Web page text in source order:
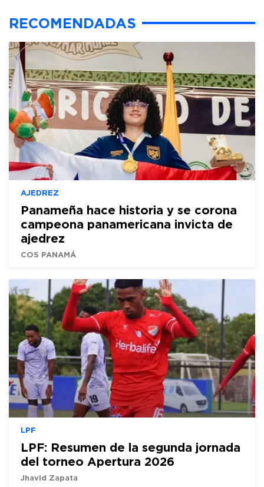
RECOMENDADAS
AJEDREZ
Panameña hace historia y se corona
campeona panamericana invicta de
ajedrez
COS PANAMÁ
LPF
LPF: Resumen de la segunda jornada
del torneo Apertura 2026
Jhavid Zapata